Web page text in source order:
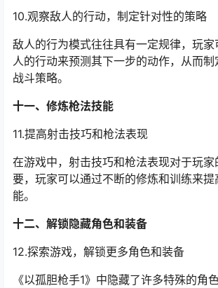
10.观察敌人的行动，制定针对性的策略
敌人的行为模式往往具有一定规律，玩
人的行动来预测其下一步的动作，从而
战斗策略。
十一、修炼枪法技能
11.提高射击技巧和枪法表现
在游戏中，射击技巧和枪法表现对于玩
要，玩家可以通过不断的修炼和训练来
能。
十二、解锁隐藏角色和装备
12.探索游戏，解锁更多角色和装备
《以孤胆枪手1》中隐藏了许多特殊的角